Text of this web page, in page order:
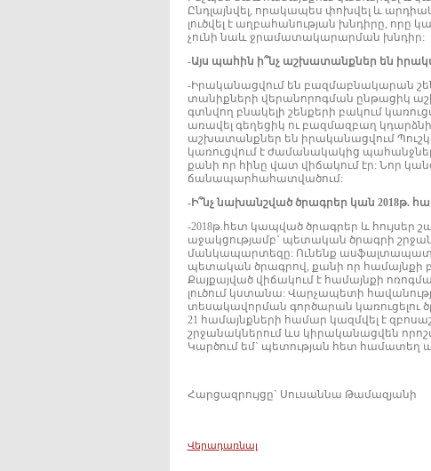
Ընդլայնվել, որակապես փոխվել և
լուծվել է աղբահանության խնդիրը, որը
չունի նաև ջրամատակարարման խնդիր:
-Այս պահին ի՞նչ աշխատանքներ են
-Իրականացվում են բազմաբնակարան
տանիքների վերանորոգման ընթացիկ
գտնվող բնակելի շենքերի բակում
առավել գեղեցիկ ու բազմազբաղ
աշխատանքներ են իրականացվում
կառուցվում է ժամանակակից
քանի որ հինը վատ վիճակում էր: Նոր
ճանապարհահատվածում:
-Ի՞նչ նախանշված ծրագրեր կան 2018թ.
-2018թ.հետ կապված ծրագրեր և հույսեր
աջակցությամբ` պետական ծրագրի
մանկապարտեզը: Ունենք
պետական ծրագրով, քանի որ համայնքի
Քայքայված վիճակում է համայնքի
լուծում կստանա: Վարչապետի
տեսակավորման գործարան կառուցելու
21 համայնքների համար կազմվել է
շրջանակներում ևս կիրականացվեն
Կարծում եմ` պետության հետ համատեղ
Հարցազրույցը` Սուսաննա Թամազյանի
Վերադառնալ